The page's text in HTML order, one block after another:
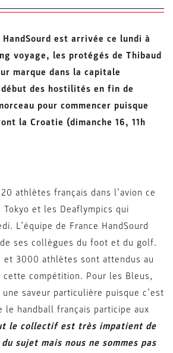
HandSourd est arrivée ce lundi à
voyage, les protégés de Thibaud
marque dans la capitale
des hostilités en fin de
pour commencer puisque
la Croatie (dimanche 16, 11h
athlètes français dans l’avion ce
et les Deaflympics qui
L’équipe de France HandSourd
ses collègues du foot et du golf.
et 3000 athlètes sont attendus au
cette compétition. Pour les Bleus,
saveur particulière puisque c’est
le handball français participe aux
le collectif est très impatient de
sujet mais nous ne sommes pas